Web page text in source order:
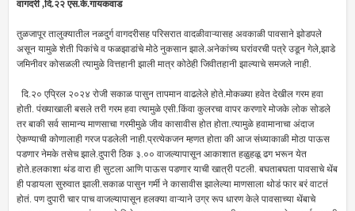
वागदरी ,दि.२२ एस.के.गायकवाड
तुळजापूर तालुक्यातील नळदुर्ग वागदरीसह परिसरात वादळीवाऱ्यासह अवकाळी पावसाने झोडपले
असून यामुळे शेती पिकांचे व फळझाडांचे मोठे नुकसान झाले.अनेकांच्य घरांवरची पत्रे उडून गेले,झाडे
जमिनीवर कोसळली त्यामुळे वित्तहानी झाली मात्र कोठेही जिवीतहानी झाल्याचे समजले नाही.
दि.२० एप्रिल २०२४ रोजी सकाळ पासुन तापमान वाढलेले होते.मोकळ्या हवेत देखील गरम हवा
होती. पंख्याखाली बसले तरी गरम हवा त्यामुळे एसी.किंवा कुलरचा वापर करणारे मोजके लोक सोडले
तर बाकी सर्व सामान्य माणसाचा‌ गरमीमुळे जीव कासावीस होत होता.त्यामुळे हवामानाचा अंदाज
ऐकण्याची कोणालाही गरज पडलेली नाही.प्रत्येकजन म्हणत होता की आज संध्याकाळी मोठा पाऊस
पडणार नेमके तसेच झाले.दुपारी ठिक ३.०० वाजल्यापासून आकाशात हळुहळू ढग भरून येत
होते.हलकाशा थंड वारा ही सुटला आणि पाऊस पडणार याची खात्री पटली. बघताबघता पावसाचे थेंब
ही पडायला सुरुवात झाली.सकाळ पासुन गर्मी ने कासावीस झालेल्या माणसाला थोडं फार बरं वाटतं
होतं. पण दुपारी चार पाच वाजल्यापासून हलक्या वाऱ्याने उग्र रूप धारण केले पावसाच्या थेंबाचे